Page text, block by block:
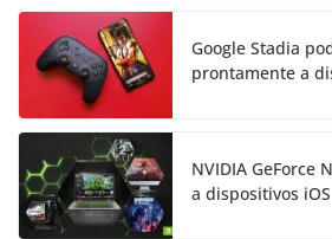
Google Stadia
prontamente a
NVIDIA GeForce
a dispositivos iOS